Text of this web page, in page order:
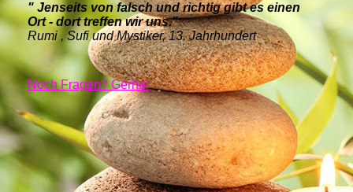
" Jenseits von falsch und richtig gibt es einen
Ort - dort treffen wir uns."
Rumi , Sufi und Mystiker, 13. Jahrhundert
Noch Fragen? Gerne!